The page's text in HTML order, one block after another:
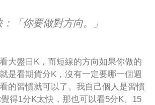
「你要做對方向。」
大盤日K，而短線的方向如果你做的
就是看期貨分K，沒有一定要哪一個週
的習慣就可以了。我自己個人是習慣
得1分K太快，那也可以看5分K、15